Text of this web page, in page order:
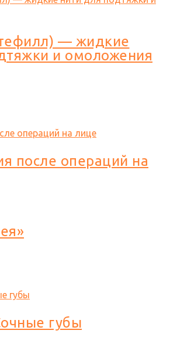
— жидкие
и омоложения
после операций на
губы